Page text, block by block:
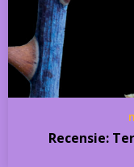
Recensie: